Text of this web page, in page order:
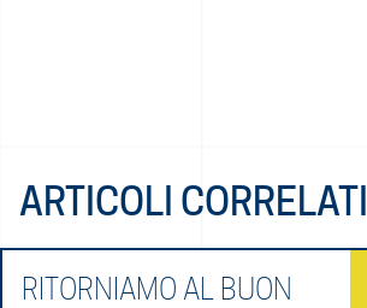
ARTICOLI CORRELATI
RITORNIAMO AL BUON